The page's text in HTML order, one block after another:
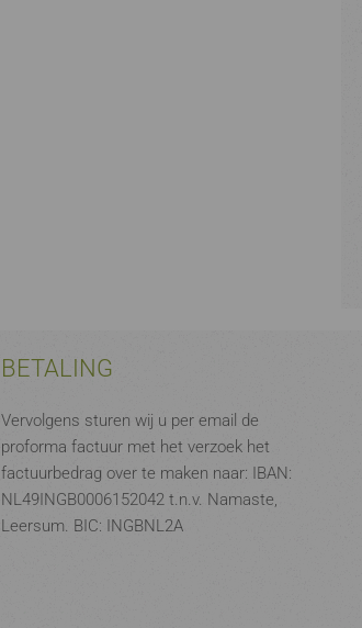
BETALING
Vervolgens sturen wij u per email de
proforma factuur met het verzoek het
factuurbedrag over te maken naar: IBAN:
NL49INGB0006152042 t.n.v. Namaste,
Leersum. BIC: INGBNL2A